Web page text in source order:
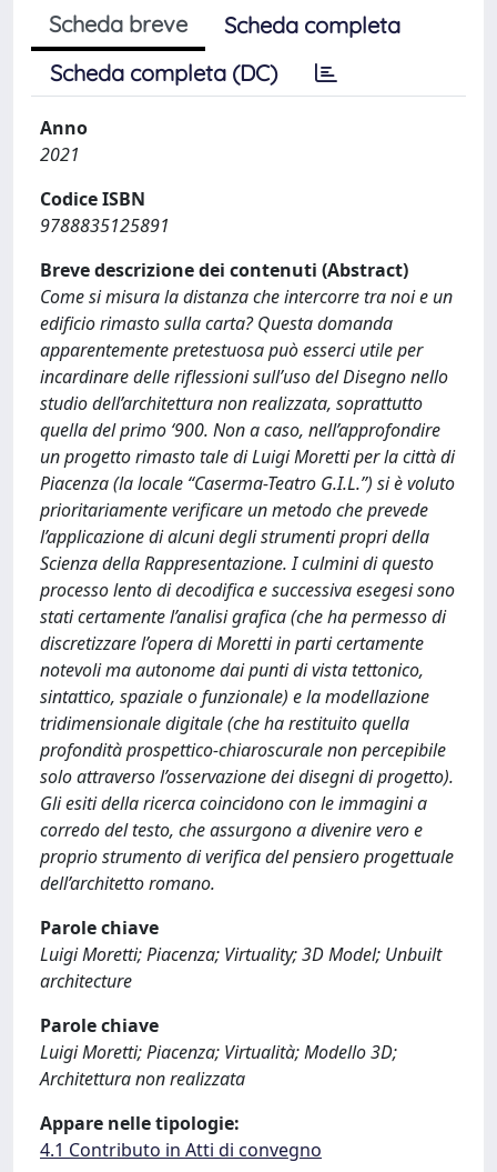
Scheda breve
Scheda completa
Scheda completa (DC)
Anno
2021
Codice ISBN
9788835125891
Breve descrizione dei contenuti (Abstract)
Come si misura la distanza che intercorre tra noi e un
edificio rimasto sulla carta? Questa domanda
apparentemente pretestuosa può esserci utile per
incardinare delle riflessioni sull’uso del Disegno nello
studio dell’architettura non realizzata, soprattutto
quella del primo ‘900. Non a caso, nell’approfondire
un progetto rimasto tale di Luigi Moretti per la città di
Piacenza (la locale “Caserma-Teatro G.I.L.”) si è voluto
prioritariamente verificare un metodo che prevede
l’applicazione di alcuni degli strumenti propri della
Scienza della Rappresentazione. I culmini di questo
processo lento di decodifica e successiva esegesi sono
stati certamente l’analisi grafica (che ha permesso di
discretizzare l’opera di Moretti in parti certamente
notevoli ma autonome dai punti di vista tettonico,
sintattico, spaziale o funzionale) e la modellazione
tridimensionale digitale (che ha restituito quella
profondità prospettico-chiaroscurale non percepibile
solo attraverso l’osservazione dei disegni di progetto).
Gli esiti della ricerca coincidono con le immagini a
corredo del testo, che assurgono a divenire vero e
proprio strumento di verifica del pensiero progettuale
dell’architetto romano.
Parole chiave
Luigi Moretti; Piacenza; Virtuality; 3D Model; Unbuilt
architecture
Parole chiave
Luigi Moretti; Piacenza; Virtualità; Modello 3D;
Architettura non realizzata
Appare nelle tipologie:
4.1 Contributo in Atti di convegno